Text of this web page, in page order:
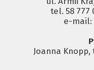
tel. 58 777
e-mail:
Joanna Knopp,